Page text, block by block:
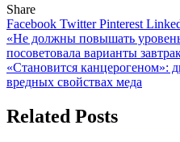
Share
Facebook TwitterPinterest
Навигация
по
записям
«Не должны повышать
посоветовала варианты
«Становится канцерогеном»:
вредных свойствах меда
Related Posts